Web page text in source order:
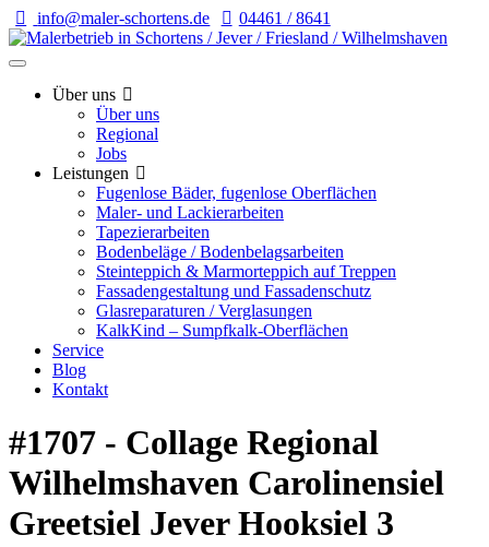
info@maler-schortens.de 04461 / 8641
Über uns
Über uns
Regional
Jobs
Leistungen
Fugenlose Bäder, fugenlose Oberflächen
Maler- und Lackierarbeiten
Tapezierarbeiten
Bodenbeläge / Bodenbelagsarbeiten
Steinteppich & Marmorteppich auf Treppen
Fassadengestaltung und Fassadenschutz
Glasreparaturen / Verglasungen
KalkKind – Sumpfkalk-Oberflächen
Service
Blog
Kontakt
#1707 - Collage Regional
Wilhelmshaven Carolinensiel
Greetsiel Jever Hooksiel 3